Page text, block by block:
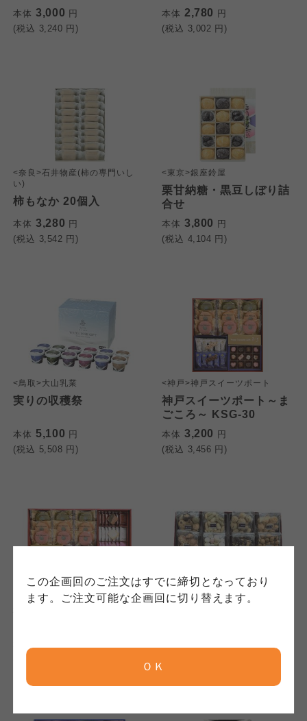
この企画回のご注文はすでに締切となっており
ます。ご注文可能な企画回に切り替えます。
ＯＫ
本体 3,000 円
(税込 3,240 円)
本体 2,780 円
(税込 3,002 円)
<奈良>石井物産(柿の専門いし
い)
柿もなか 20個入
本体 3,280 円
(税込 3,542 円)
<東京>銀座鈴屋
栗甘納糖・黒豆しぼり詰
合せ
本体 3,800 円
(税込 4,104 円)
<鳥取>大山乳業
実りの収穫祭
本体 5,100 円
(税込 5,508 円)
<神戸>神戸スイーツポート
神戸スイーツポート～ま
ごころ～ KSG-30
本体 3,200 円
(税込 3,456 円)
<神戸>神戸スイーツポート <京都>豆富本舗
ご利用約款（ご利用規約・ご利
用規程）について
このサイトは7つの生協から業務委託を受けて、
投稿については、利用約款の細則として規定さ
れています。
コープしが
ならコープ
個人情報保護方針について
このサイトは7つの生協から業務委託を受けて、
かりしている個人情報については、コープ事業
連合、ならびに各生協の「個人情報保護方針」
コープ事業連合、ならびに各生協の「個人情報
保護方針」については各生協のボタンをクリッ
クしてご確認ください。
コープしが
ならコープ
特定商取引法に基づく表記につ
いて
このサイトは7つの生協から業務委託を受けて、
て」については各生協のボタンをクリックして
ご確認ください。
コープしが
ならコープ